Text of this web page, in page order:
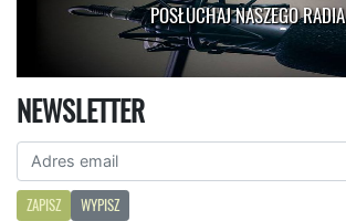
POSŁUCHAJ NASZEGO RADIA
NEWSLETTER
ZAPISZ WYPISZ